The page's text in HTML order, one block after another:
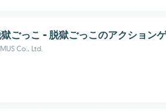
ごっこ - 脱獄ごっこのアクション
Co., Ltd.